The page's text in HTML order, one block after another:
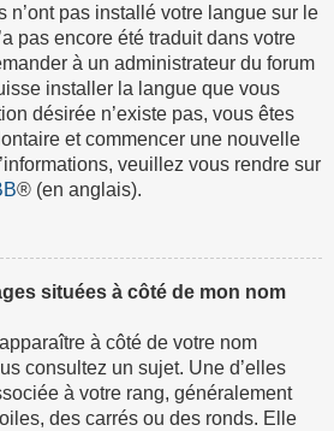
n’ont pas installé votre langue sur le
pas encore été traduit dans votre
à un administrateur du forum
installer la langue que vous
désirée n’existe pas, vous êtes
et commencer une nouvelle
veuillez vous rendre sur
® (en anglais).
situées à côté de mon nom
à côté de votre nom
consultez un sujet. Une d’elles
à votre rang, généralement
des carrés ou des ronds. Elle